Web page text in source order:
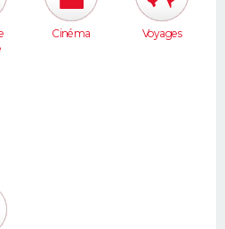
Cinéma Voyages